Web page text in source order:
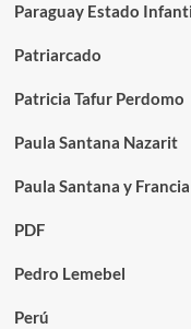
Paraguay Estado
Patriarcado
Patricia Tafur Perdomo
Paula Santana Nazarit
Paula Santana y
PDF
Pedro Lemebel
Perú